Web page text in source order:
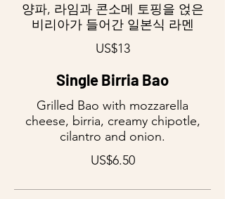
양파, 라임과 콘소메 토핑을 얹은
비리아가 들어간 일본식 라멘
US$13
Single Birria Bao
Grilled Bao with mozzarella
cheese, birria, creamy chipotle,
cilantro and onion.
US$6.50